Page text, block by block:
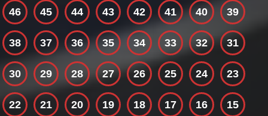
46 45 44 43 42 41 40 39
38 37 36 35 34 33 32 31
30 29 28 27 26 25 24 23
22 21 20 19 18 17 16 15